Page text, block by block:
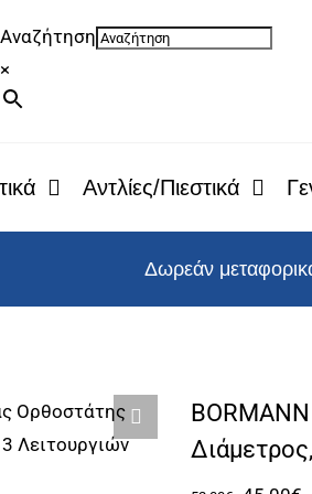
Αναζήτηση
×
Αντλίες/Πιεστικά
Δωρεάν